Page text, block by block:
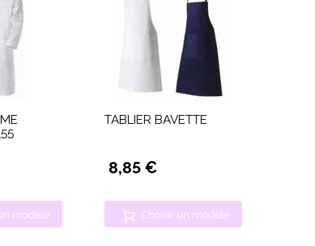
modèle
TABLIER BAVETTE
8,85 €
Choisir un modèle